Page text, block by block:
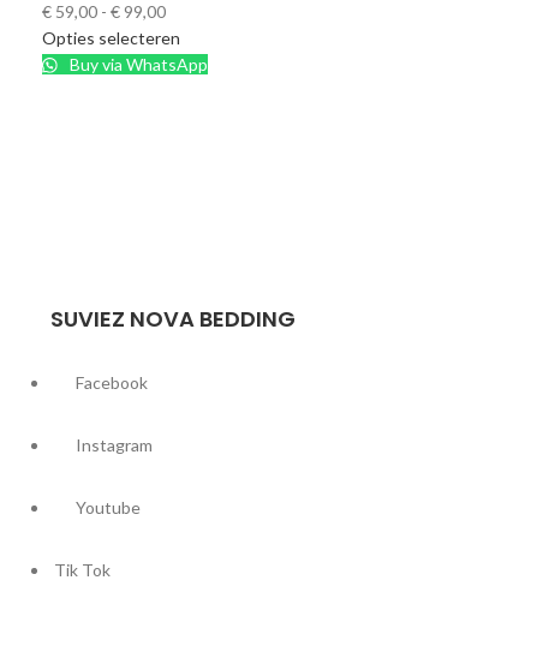
€ 59,00 - € 99,00
Opties selecteren
Buy via WhatsApp
SUVIEZ NOVA BEDDING
Facebook
Instagram
Youtube
Tik Tok